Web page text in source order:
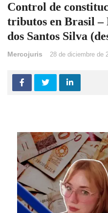
Control de
tributos en Brasil
dos Santos Silva
Mercojuris 28 de diciembre de